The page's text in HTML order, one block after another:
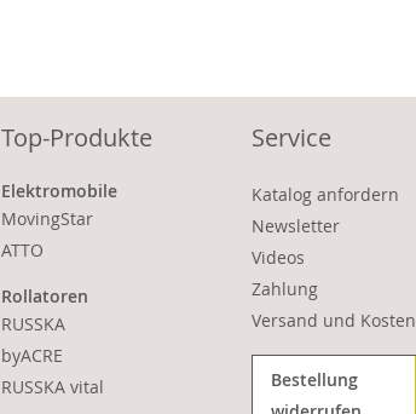
Top-Produkte
Elektromobile
MovingStar
ATTO
Rollatoren
RUSSKA
byACRE
RUSSKA vital
Service
Katalog anfordern
Newsletter
Videos
Zahlung
Versand und Kosten
Bestellung